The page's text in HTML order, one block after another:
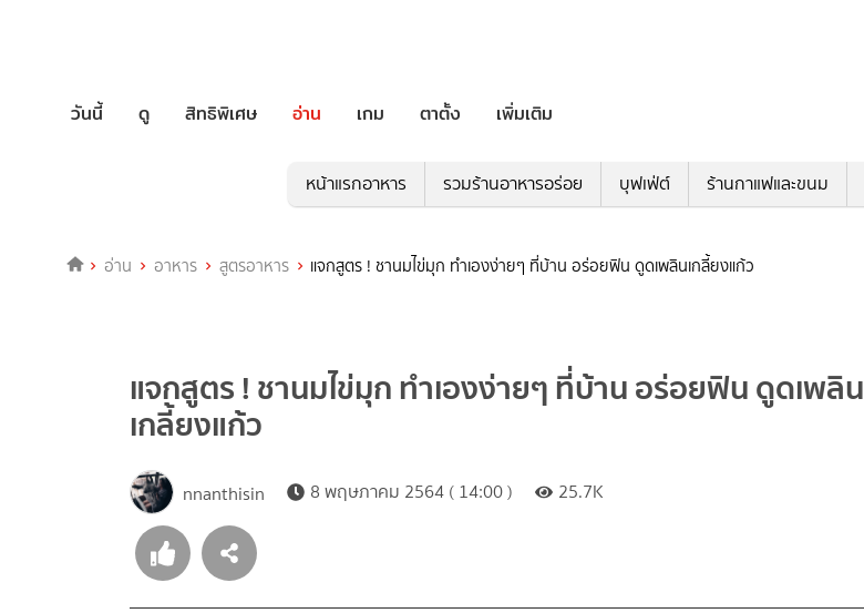
วันนี้ ดู สิทธิพิเศษ อ่าน เกม ตาตั้ง เพิ่มเติม
หน้าแรกอาหาร รวมร้านอาหารอร่อย บุฟเฟ่ต์ ร้านกาแฟและขนม
อ่าน อาหาร สูตรอาหาร แจกสูตร ! ชานมไข่มุก ทำเองง่ายๆ ที่บ้าน อร่อยฟิน ดูดเพลินเกลี้ยงแก้ว
แจกสูตร ! ชานมไข่มุก ทำเองง่ายๆ ที่บ้าน อร่อยฟิน ดูดเพลิน
เกลี้ยงแก้ว
nnanthisin 8 พฤษภาคม 2564 ( 14:00 ) 25.7K